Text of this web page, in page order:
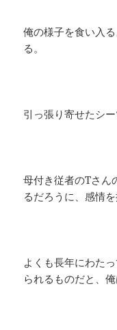
俺の様子を食い入
る。
引っ張り寄せたシ
母付き従者のTさん
るだろうに、感情
よくも長年にわた
られるものだと、